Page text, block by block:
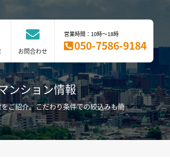
お問合わせ
営業時間：10時～18時
050-7586-9184
ンション情報
ご紹介。こだわり条件での絞込みも簡